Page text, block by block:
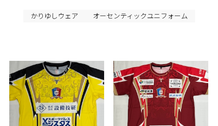
かりゆしウェア オーセンティックユニフォーム